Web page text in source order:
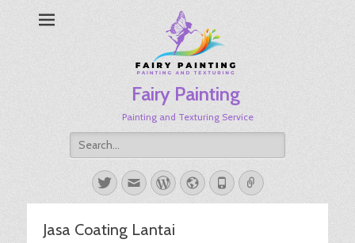
Fairy Painting
Painting and Texturing Service
Search
for:
TwitterEmailWordPress
Website
PhoneLink
Jasa Coating Lantai